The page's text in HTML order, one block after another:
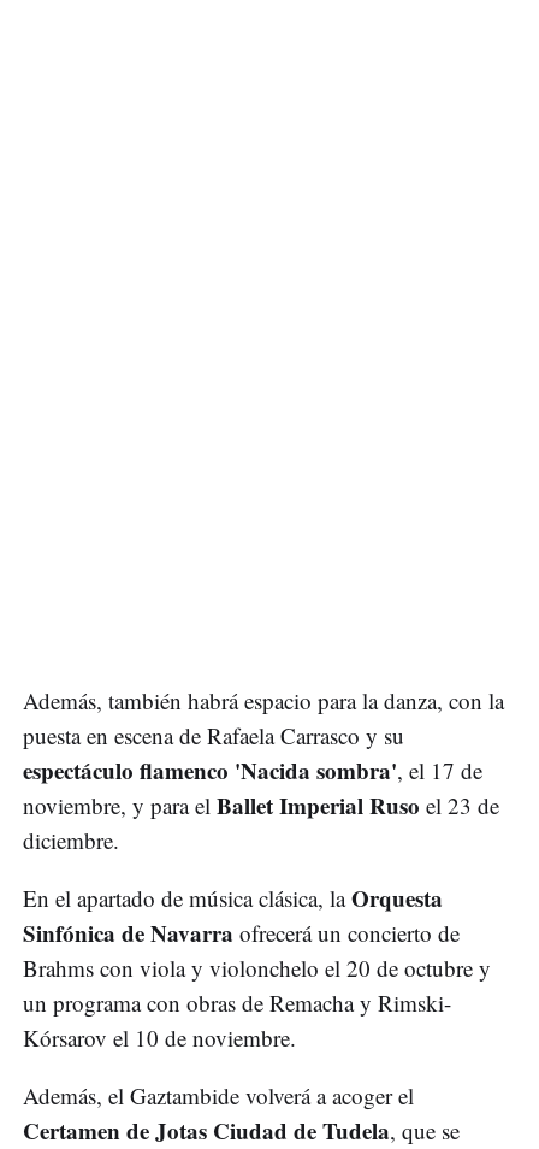
Además, también habrá espacio para la danza, con la
puesta en escena de Rafaela Carrasco y su
espectáculo flamenco 'Nacida sombra', el 17 de
noviembre, y para el Ballet Imperial Ruso el 23 de
diciembre.
En el apartado de música clásica, laOrquesta
Sinfónica de Navarra ofrecerá un concierto de
Brahms con viola y violonchelo el 20 de octubre y
un programa con obras de Remacha y Rimski-
Kórsarov el 10 de noviembre.
Además, el Gaztambide volverá a acoger el
Certamen de Jotas Ciudad de Tudela, que se